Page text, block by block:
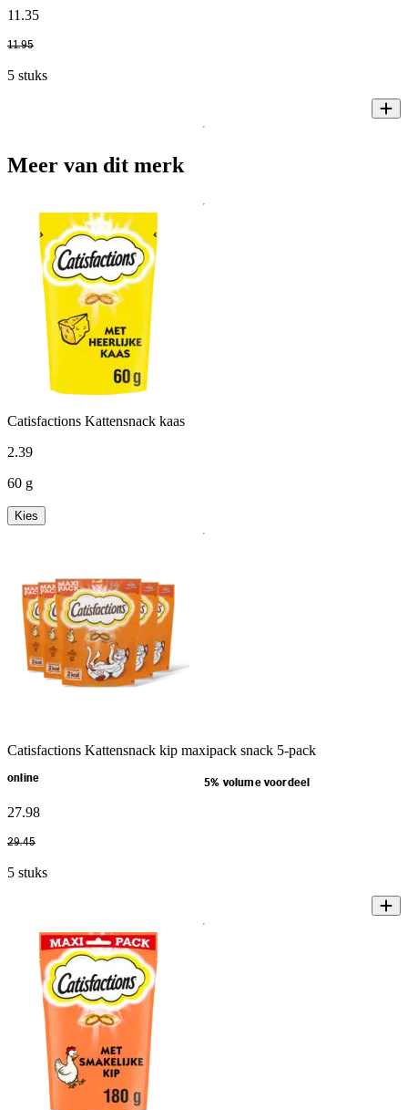
11 .35
11.95
5 stuks
Meer van dit merk
Catisfactions Kattensnack kaas
2.39
60 g
Kies
Catisfactions Kattensnack kip maxipack snack 5-pack
online 5% volume voordeel
27.98
29.45
5 stuks